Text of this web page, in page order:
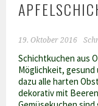
19. Oktober 2016
Schichtkuchen aus
Möglichkeit, gesund
dazu alle harten
dekorativ mit